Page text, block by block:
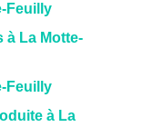
Feuilly
à La Motte-
Feuilly
à La